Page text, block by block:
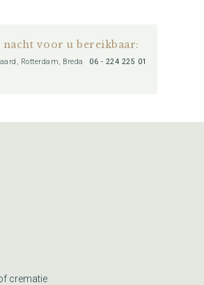
nacht voor u bereikbaar:
Rotterdam, Breda 06 - 224 225 01
crematie